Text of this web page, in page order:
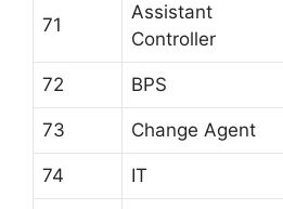
71
Assistant
Controller
72 BPS
73 Change Agent
74 IT